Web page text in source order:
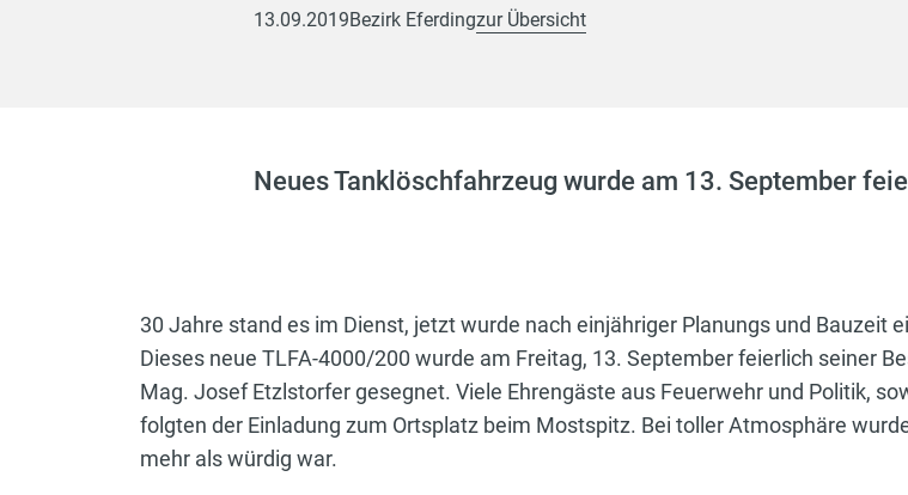
13.09.2019Bezirk Eferdingzur Übersicht
Neues Tanklöschfahrzeug wurde am 13. September
30 Jahre stand es im Dienst, jetzt wurde nach einjähriger Planungs und Bauzeit
Dieses neue TLFA-4000/200 wurde am Freitag, 13. September feierlich seiner
Mag. Josef Etzlstorfer gesegnet. Viele Ehrengäste aus Feuerwehr und Politik,
folgten der Einladung zum Ortsplatz beim Mostspitz. Bei toller Atmosphäre
mehr als würdig war.